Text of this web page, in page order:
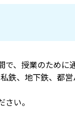
、授業のため
鉄、地下鉄、都
い。